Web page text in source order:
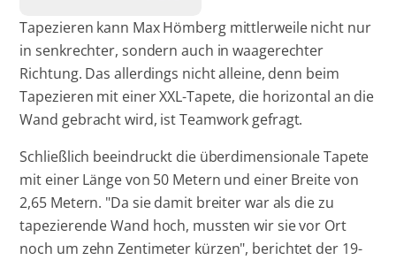
Tapezieren kann Max Hömberg mittlerweile nicht nur
in senkrechter, sondern auch in waagerechter
Richtung. Das allerdings nicht alleine, denn beim
Tapezieren mit einer XXL-Tapete, die horizontal an die
Wand gebracht wird, ist Teamwork gefragt.
Schließlich beeindruckt die überdimensionale Tapete
mit einer Länge von 50 Metern und einer Breite von
2,65 Metern. "Da sie damit breiter war als die zu
tapezierende Wand hoch, mussten wir sie vor Ort
noch um zehn Zentimeter kürzen", berichtet der 19-